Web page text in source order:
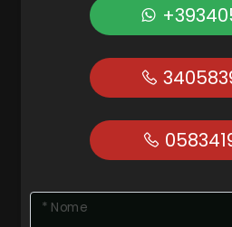
* Nome